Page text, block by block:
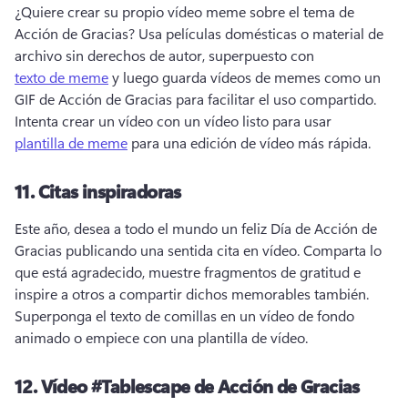
¿Quiere crear su propio vídeo meme sobre el tema de
Acción de Gracias? Usa películas domésticas o material de
archivo sin derechos de autor, superpuesto con
texto de meme y luego guarda vídeos de memes como un
Intenta crear un vídeo con un vídeo listo para usar
plantilla de meme para una edición de vídeo más rápida.
11.Citas inspiradoras
Este año, desea a todo el mundo un feliz Día de Acción de
Gracias publicando una sentida cita en vídeo. Comparta lo
que está agradecido, muestre fragmentos de gratitud e
Superponga el texto de comillas en un vídeo de fondo
animado o empiece con una plantilla de vídeo.
12.Vídeo #Tablescape de Acción de Gracias